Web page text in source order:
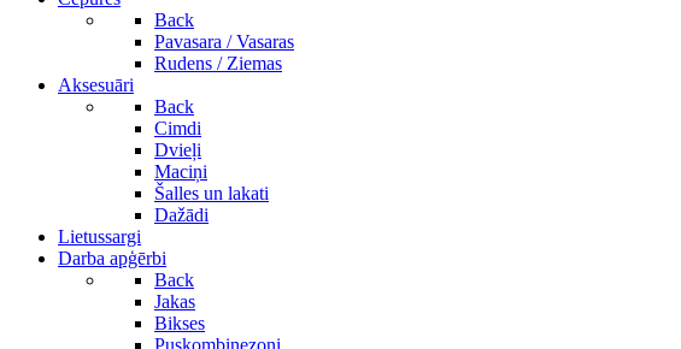
Back
Pavasara / Vasaras
Rudens / Ziemas
Aksesuāri
Back
Cimdi
Dvieļi
Maciņi
Šalles un lakati
Dažādi
Lietussargi
Darba apģērbi
Back
Jakas
Bikses
Puskombinezoni